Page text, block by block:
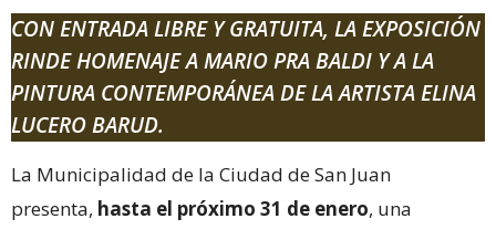
CON ENTRADA LIBRE Y GRATUITA, LA EXPOSICIÓN
RINDE HOMENAJE A MARIO PRA BALDI Y A LA
PINTURA CONTEMPORÁNEA DE LA ARTISTA ELINA
LUCERO BARUD.
La Municipalidad de la Ciudad de San Juan
presenta, hasta el próximo 31 de enero, una